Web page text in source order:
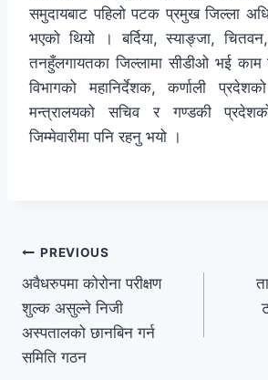
समुदायबाट पहिलो पटक प्रमुख जिल्ला
भएको थियो । बर्दिया, स्याङ्जा,
तनहुँलगायतका जिल्लामा सीडीओ भई काम
विभागको महानिर्देशक, कर्णाली
मन्त्रालयको सचिव र गण्डकी
जिम्मेवारीमा पनि रहनु भयो ।
PREVIOUS
अवैधरुपमा कोरोना परीक्षण
शुल्क असुल्ने निजी
अस्पतालको छानबिन गर्न
समिति गठन